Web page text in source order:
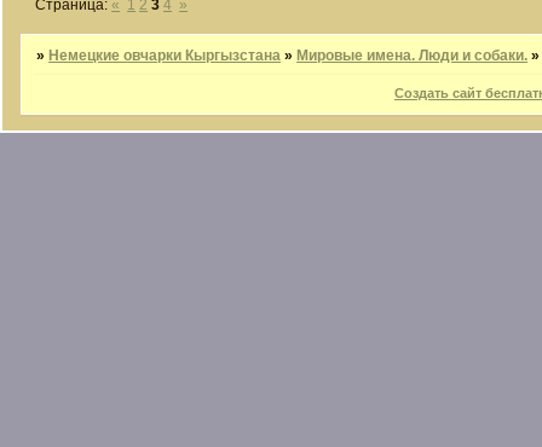
Страница:« 1 2 3 4 »
» Немецкие овчарки Кыргызстана » Мировые имена. Люди и собаки.
Создать сайт